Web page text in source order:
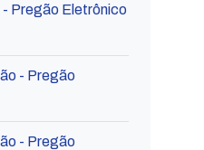
Pregão Eletrônico
- Pregão
- Pregão